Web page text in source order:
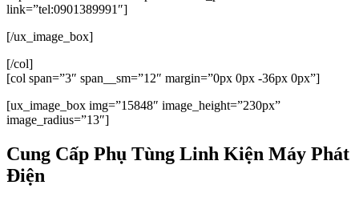
link=”tel:0901389991″]
[/ux_image_box]
[/col]
[col span=”3″ span__sm=”12″ margin=”0px 0px -36px 0px”]
[ux_image_box img=”15848″ image_height=”230px”
image_radius=”13″]
Cung Cấp Phụ Tùng Linh Kiện Máy Phát
Điện